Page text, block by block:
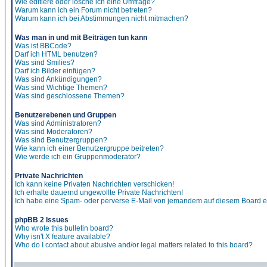
Wie editiere oder lösche ich eine Umfrage?
Warum kann ich ein Forum nicht betreten?
Warum kann ich bei Abstimmungen nicht mitmachen?
Was man in und mit Beiträgen tun kann
Was ist BBCode?
Darf ich HTML benutzen?
Was sind Smilies?
Darf ich Bilder einfügen?
Was sind Ankündigungen?
Was sind Wichtige Themen?
Was sind geschlossene Themen?
Benutzerebenen und Gruppen
Was sind Administratoren?
Was sind Moderatoren?
Was sind Benutzergruppen?
Wie kann ich einer Benutzergruppe beitreten?
Wie werde ich ein Gruppenmoderator?
Private Nachrichten
Ich kann keine Privaten Nachrichten verschicken!
Ich erhalte dauernd ungewollte Private Nachrichten!
Ich habe eine Spam- oder perverse E-Mail von jemandem auf diesem Board
phpBB 2 Issues
Who wrote this bulletin board?
Why isn't X feature available?
Who do I contact about abusive and/or legal matters related to this board?